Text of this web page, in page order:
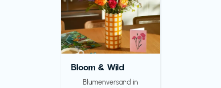
Bloom & Wild
Blumenversand in